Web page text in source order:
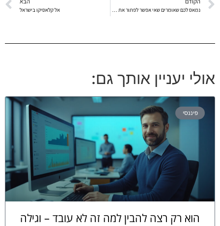
נמאס לכם שאומרים שאי אפשר לפתור את זה? אל קלאסיקו בישראל
אולי יעניין אותך גם:
פיננסי
הוא רק רצה להבין למה זה לא עובד – וגילה